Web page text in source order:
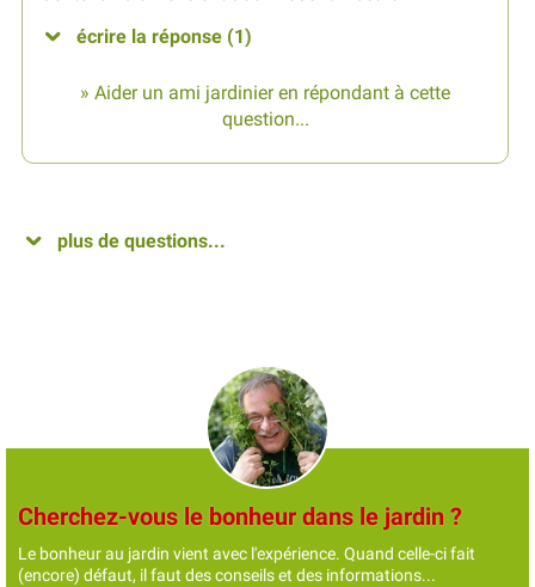
écrire la réponse (1)
» Aider un ami jardinier en répondant à cette
question...
plus de questions...
Cherchez-vous le bonheur dans le jardin ?
Le bonheur au jardin vient avec l'expérience. Quand celle-ci fait
(encore) défaut, il faut des conseils et des informations...